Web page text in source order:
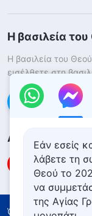
Η βασιλεία
Η βασιλεία του
εισέλθετε στη
Ακολουθήστε
Όροι Χρήσης
Εάν εσείς
λάβετε τη
Θεού το
να
της Αγίας